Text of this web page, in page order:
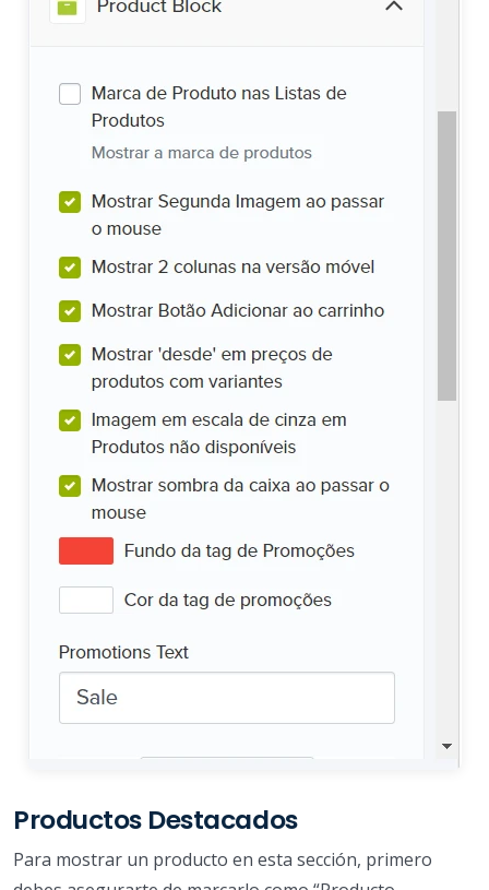
Productos Destacados
Para mostrar un producto en esta sección, primero